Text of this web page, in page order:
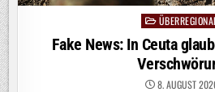
Posted
in
ÜBERREGIONAL
Fake News: In Ceuta
8. AUGUST